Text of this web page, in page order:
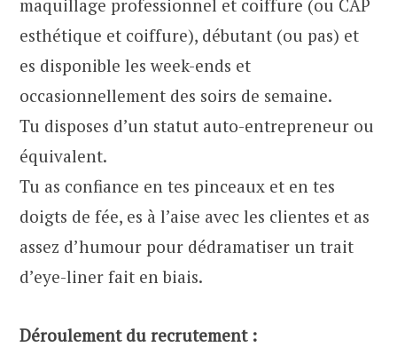
maquillage professionnel et coiffure (ou CAP
esthétique et coiffure), débutant (ou pas) et
es disponible les week-ends et
occasionnellement des soirs de semaine.
Tu disposes d’un statut auto-entrepreneur ou
équivalent.
Tu as confiance en tes pinceaux et en tes
doigts de fée, es à l’aise avec les clientes et as
assez d’humour pour dédramatiser un trait
d’eye-liner fait en biais.
Déroulement du recrutement :